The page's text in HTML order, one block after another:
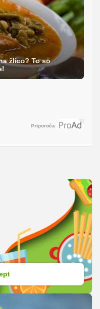
žlico? To so
Priporoča